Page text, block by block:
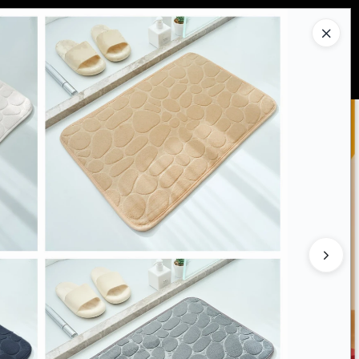
Ingresar a la Tienda
QUIÉNES SOMOS CONTACTO